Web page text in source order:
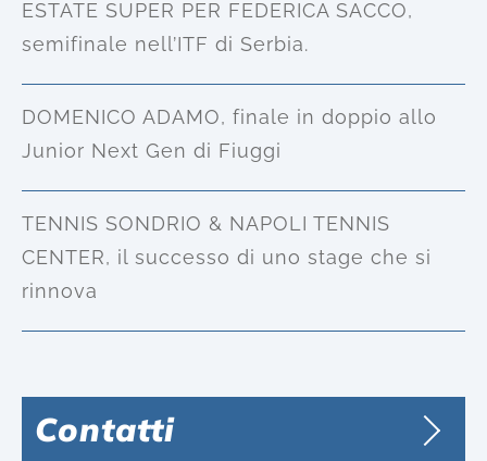
ESTATE SUPER PER FEDERICA SACCO,
semifinale nell’ITF di Serbia.
DOMENICO ADAMO, finale in doppio allo
Junior Next Gen di Fiuggi
TENNIS SONDRIO & NAPOLI TENNIS
CENTER, il successo di uno stage che si
rinnova
Contatti